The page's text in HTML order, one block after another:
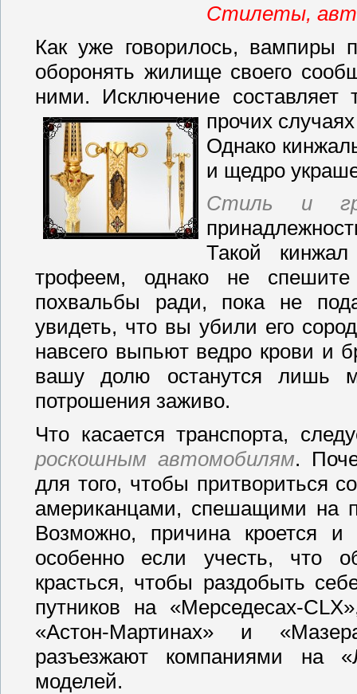
Стилеты,
Как уже говорилось, вампиры
оборонять жилище своего
ними. Исключение составляет
прочих
Однако
и щедро
Стиль и
Такой
трофеем, однако не
похвальбы ради, пока не
увидеть, что вы убили его
навсего выпьют ведро крови и
вашу долю останутся лишь
потрошения заживо.
Что касается транспорта,
роскошным автомобилям.
для того, чтобы притвориться
американцами, спешащими на
Возможно, причина кроется
особенно если учесть, что
красться, чтобы раздобыть
путников на «Мерседесах-
«Астон-Мартинах» и
разъезжают компаниями на
моделей.